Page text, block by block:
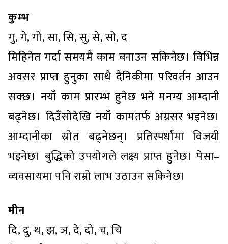
कुम्भ
गु, गे, गो, सा, सि, सु, से, सो, द
मिहिनेत गर्दा समयमै काम बनाउन सकिनेछ। विभिन्न
अवसर प्राप्त हुनुका साथै दैनिकीमा परिवर्तन आउन
सक्छ। नयाँ काम प्रारम्भ हुनेछ भने मनग्य आम्दानी
बढ्नेछ। दिउँसोदेखि नयाँ कामतर्फ अग्रसर भइनेछ।
आम्दानीका स्रोत बढ्नेछन्। प्रतिस्पर्धामा विजयी
भइनेछ। बुद्धिको उपयोगले लक्ष्य प्राप्त हुनेछ। पेसा–
व्यवसायमा पनि राम्रो लाभ उठाउन सकिनेछ।
मीन
दि, दु, थ, झ, ञ, दे, दो, च, चि